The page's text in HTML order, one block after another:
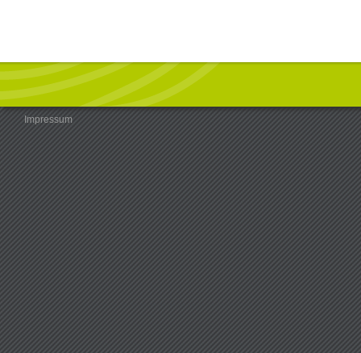
Impressum